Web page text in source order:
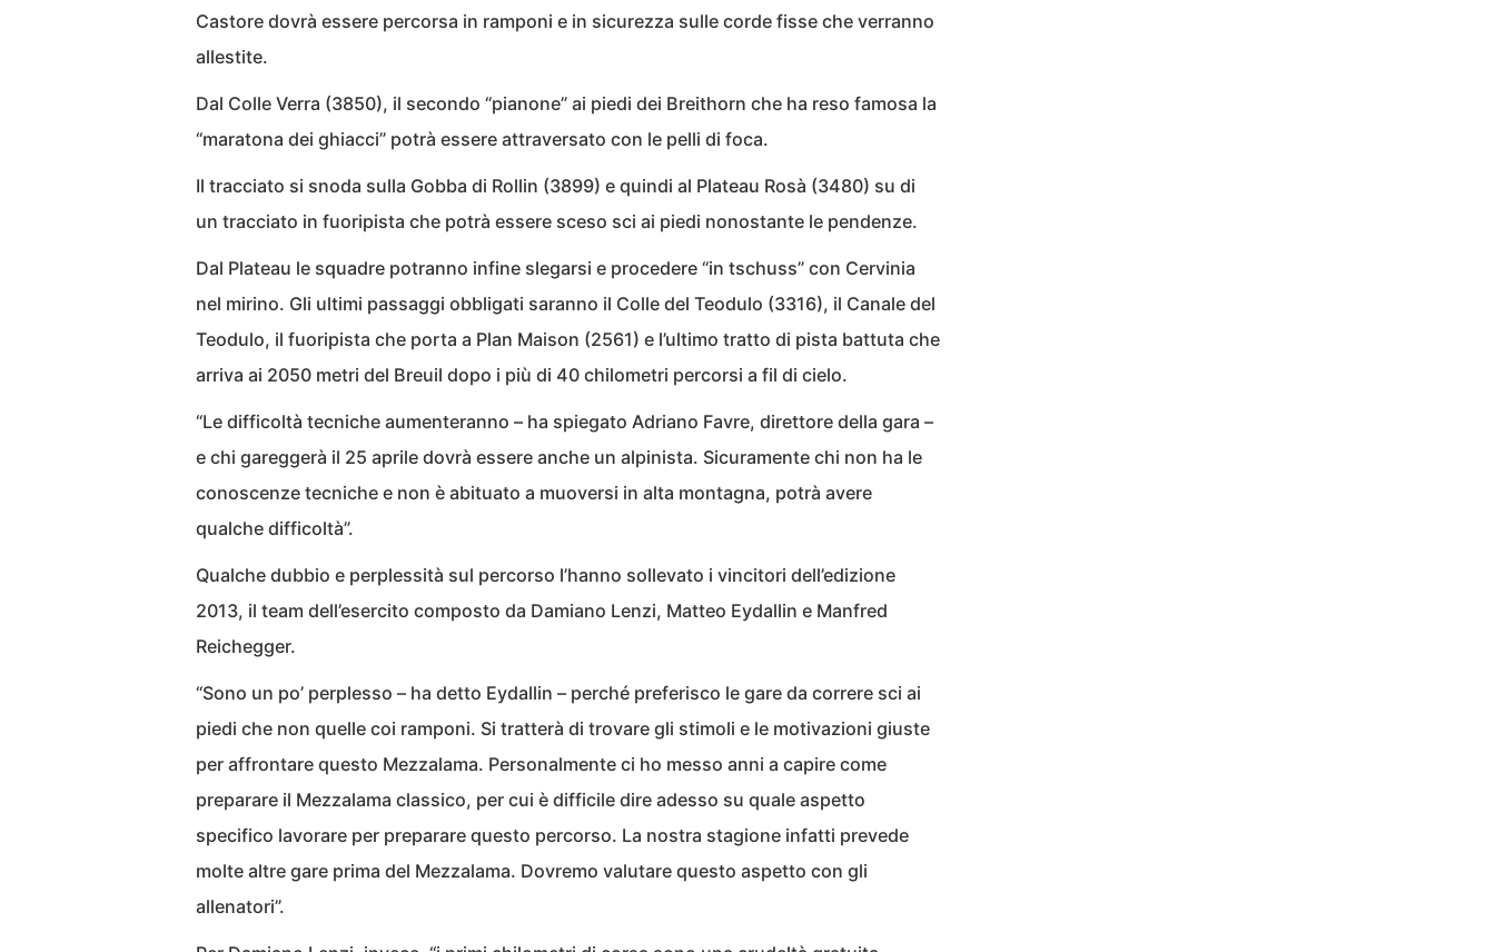
Castore dovrà essere percorsa in ramponi e in sicurezza sulle corde fisse che verranno
allestite.
Dal Colle Verra (3850), il secondo “pianone” ai piedi dei Breithorn che ha reso famosa la
“maratona dei ghiacci” potrà essere attraversato con le pelli di foca.
Il tracciato si snoda sulla Gobba di Rollin (3899) e quindi al Plateau Rosà (3480) su di
un tracciato in fuoripista che potrà essere sceso sci ai piedi nonostante le pendenze.
Dal Plateau le squadre potranno infine slegarsi e procedere “in tschuss” con Cervinia
nel mirino. Gli ultimi passaggi obbligati saranno il Colle del Teodulo (3316), il Canale del
Teodulo, il fuoripista che porta a Plan Maison (2561) e l’ultimo tratto di pista battuta che
arriva ai 2050 metri del Breuil dopo i più di 40 chilometri percorsi a fil di cielo.
“Le difficoltà tecniche aumenteranno – ha spiegato Adriano Favre, direttore della gara –
e chi gareggerà il 25 aprile dovrà essere anche un alpinista. Sicuramente chi non ha le
conoscenze tecniche e non è abituato a muoversi in alta montagna, potrà avere
qualche difficoltà”.
Qualche dubbio e perplessità sul percorso l’hanno sollevato i vincitori dell’edizione
2013, il team dell’esercito composto da Damiano Lenzi, Matteo Eydallin e Manfred
Reichegger.
“Sono un po’ perplesso – ha detto Eydallin – perché preferisco le gare da correre sci ai
piedi che non quelle coi ramponi. Si tratterà di trovare gli stimoli e le motivazioni giuste
per affrontare questo Mezzalama. Personalmente ci ho messo anni a capire come
preparare il Mezzalama classico, per cui è difficile dire adesso su quale aspetto
specifico lavorare per preparare questo percorso. La nostra stagione infatti prevede
molte altre gare prima del Mezzalama. Dovremo valutare questo aspetto con gli
allenatori”.